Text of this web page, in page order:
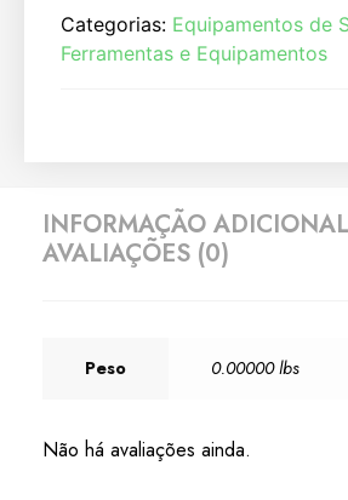
Categorias: Equipamentos de
Ferramentas e Equipamentos
INFORMAÇÃO ADICIONAL
AVALIAÇÕES (0)
Peso 0.00000 lbs
Não há avaliações ainda.